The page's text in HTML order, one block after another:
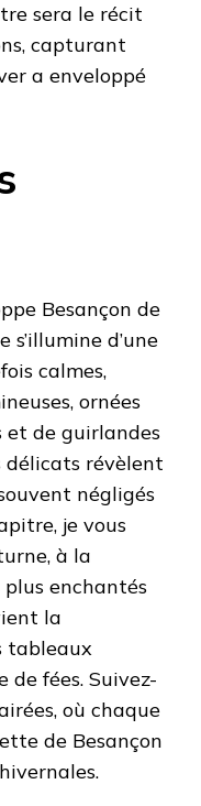
sera le récit
capturant
a enveloppé
Besançon de
d’une
calmes,
ornées
de guirlandes
délicats révèlent
négligés
je vous
à la
enchantés
la
tableaux
de fées. Suivez-
où chaque
de Besançon